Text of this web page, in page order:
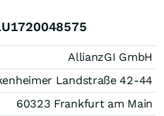
AllianzGI GmbH
Landstraße 42-44
60323 Frankfurt am Main